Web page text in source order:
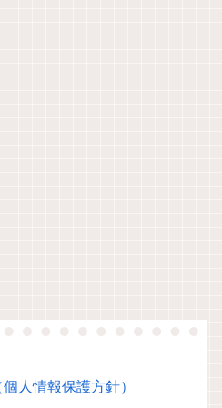
人情報保護方針）